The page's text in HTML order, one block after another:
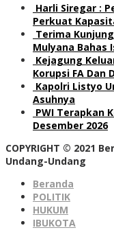
Harli Siregar :
Perkuat
Terima
Mulyana Bahas
Kejagung
Korupsi FA Dan
Kapolri Listyo
Asuhnya
PWI Terapkan
Desember 2026
COPYRIGHT © 2021
Undang-Undang
Beranda
POLITIK
HUKUM
IBUKOTA